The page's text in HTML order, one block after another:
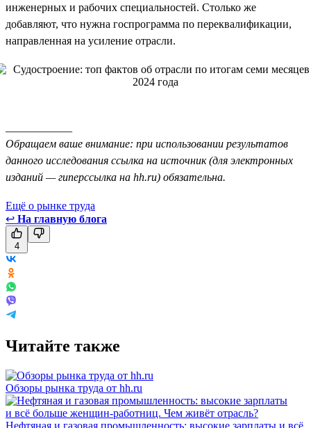
инженерных и рабочих специальностей. Столько же
добавляют, что нужна госпрограмма по переквалификации,
направленная на усиление отрасли.
Обращаем ваше внимание: при использовании результатов
данного исследования ссылка на источник (для электронных
изданий — гиперссылка на hh.ru) обязательна.
Ещё о рынке труда
↩ На главную блога
4
Читайте также
Обзоры рынка труда от hh.ru
Нефтяная и газовая промышленность: высокие зарплаты и всё